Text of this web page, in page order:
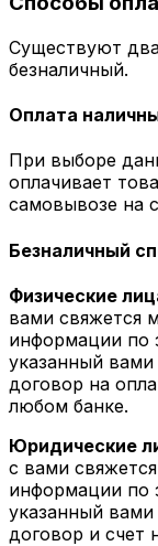
Существуют
безналичный.
Оплата
При выборе
оплачивает
самовывозе на
Безналичный
Физические
вами свяжется
информации по
указанный вами
договор на
любом банке.
Юридические
с вами
информации по
указанный
договор и счет